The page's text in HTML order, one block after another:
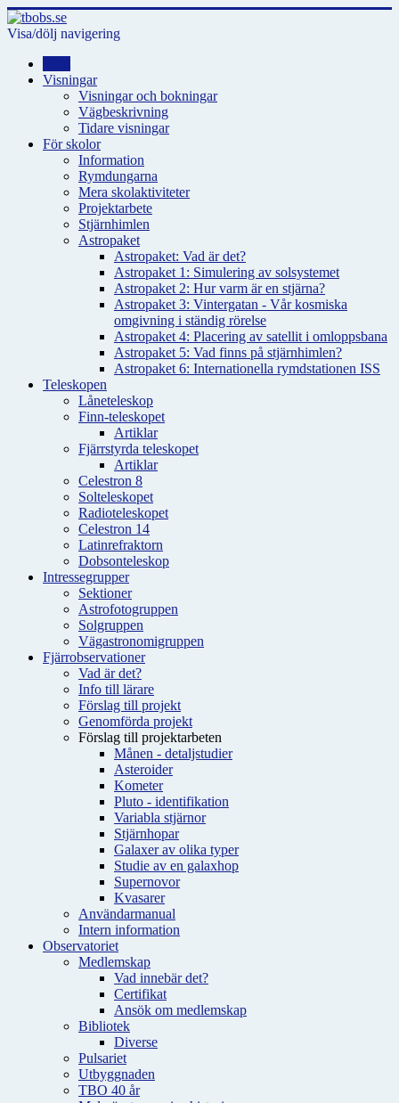
Visa/dölj navigering
Visningar
Visningar och bokningar
Vägbeskrivning
Tidare visningar
För skolor
Information
Rymdungarna
Mera skolaktiviteter
Projektarbete
Stjärnhimlen
Astropaket
Astropaket: Vad är det?
Astropaket 1: Simulering av solsystemet
Astropaket 2: Hur varm är en stjärna?
Astropaket 3: Vintergatan - Vår kosmiska
omgivning i ständig rörelse
Astropaket 4: Placering av satellit i omloppsbana
Astropaket 5: Vad finns på stjärnhimlen?
Astropaket 6: Internationella rymdstationen ISS
Teleskopen
Låneteleskop
Finn-teleskopet
Artiklar
Fjärrstyrda teleskopet
Artiklar
Celestron 8
Solteleskopet
Radioteleskopet
Celestron 14
Latinrefraktorn
Dobsonteleskop
Intressegrupper
Sektioner
Astrofotogruppen
Solgruppen
Vägastronomigruppen
Fjärrobservationer
Vad är det?
Info till lärare
Förslag till projekt
Genomförda projekt
Förslag till projektarbeten
Månen - detaljstudier
Asteroider
Kometer
Pluto - identifikation
Variabla stjärnor
Stjärnhopar
Galaxer av olika typer
Studie av en galaxhop
Supernovor
Kvasarer
Användarmanual
Intern information
Observatoriet
Medlemskap
Vad innebär det?
Certifikat
Ansök om medlemskap
Bibliotek
Diverse
Pulsariet
Utbyggnaden
TBO 40 år